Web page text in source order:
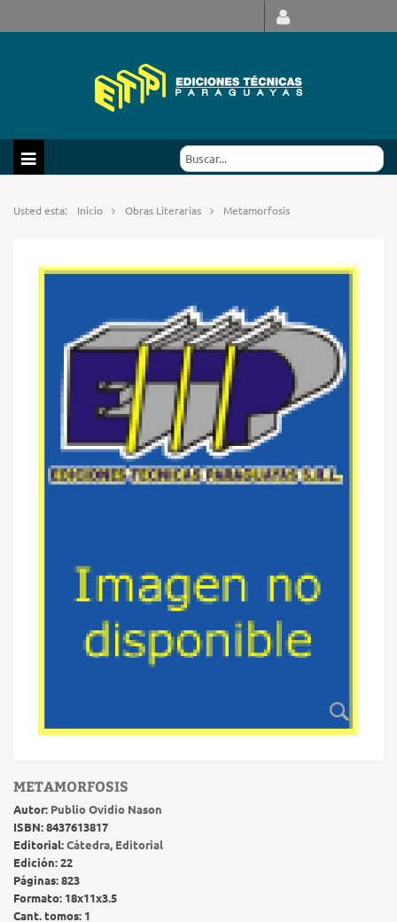
Usted esta: Inicio Obras Literarias Metamorfosis
METAMORFOSIS
Autor: Publio Ovidio Nason
ISBN:8437613817
Editorial:Cátedra, Editorial
Edición:22
Páginas:823
Formato: 18x11x3.5
Cant. tomos: 1